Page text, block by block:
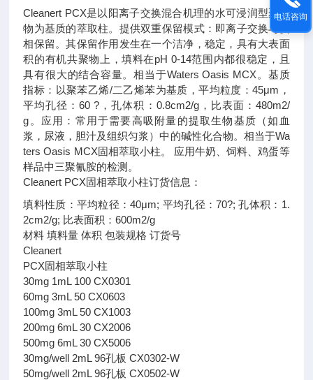
Cleanert PCX是以阳离子交换混合机理的水可浸润型聚合
物为基质的萃取柱。提供双重保留模式：即离子交换与反
相保留。其保留作用发生在一个洁净，稳定，具有大表面
积的有机共聚物上，填料在pH 0-14范围内都很稳定，且
具有很大的结合容量。相当于Waters Oasis MCX。基质
指标：以聚苯乙烯/二乙烯苯为基质，平均粒度：45μm，
平均孔径：60 ?，孔体积：0.8cm2/g，比表面：480m2/
g。应用：常用于需要高吸附量的提取生物基质（如血
浆，尿液，胆汁及组织匀浆）中的碱性化合物。相当于Wa
ters Oasis MCX固相萃取小柱。 应用牛奶、饲料、鸡蛋等
样品中三聚氰胺的检测。
Cleanert PCX固相萃取小柱订货信息：
填料性质：平均粒径：40μm; 平均孔径：70?; 孔体积：1.
2cm2/g; 比表面积：600m2/g
材料 填料量 体积 包装规格 订货号
Cleanert
PCX固相萃取小柱
30mg 1mL 100 CX0301
60mg 3mL 50 CX0603
100mg 3mL 50 CX1003
200mg 6mL 30 CX2006
500mg 6mL 30 CX5006
30mg/well 2mL 96孔板 CX0302-W
50mg/well 2mL 96孔板 CX0502-W
电话咨询